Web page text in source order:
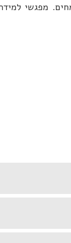
עם מומחים.